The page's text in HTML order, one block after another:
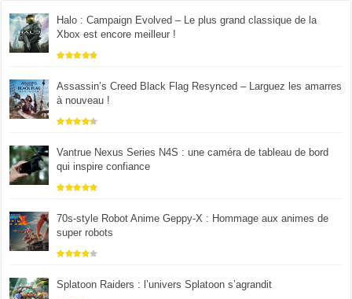
Halo : Campaign Evolved – Le plus grand classique de la
Xbox est encore meilleur !
Assassin’s Creed Black Flag Resynced – Larguez les amarres
à nouveau !
Vantrue Nexus Series N4S : une caméra de tableau de bord
qui inspire confiance
70s-style Robot Anime Geppy-X : Hommage aux animes de
super robots
Splatoon Raiders : l’univers Splatoon s’agrandit